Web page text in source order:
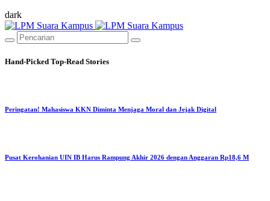
dark
Hand-Picked Top-Read Stories
Peringatan! Mahasiswa KKN Diminta Menjaga Moral dan Jejak Digital
Pusat Kerohanian UIN IB Harus Rampung Akhir 2026 dengan Anggaran Rp18,6 M